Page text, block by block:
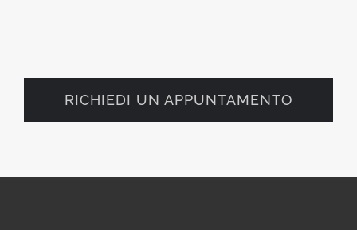
RICHIEDI UN APPUNTAMENTO